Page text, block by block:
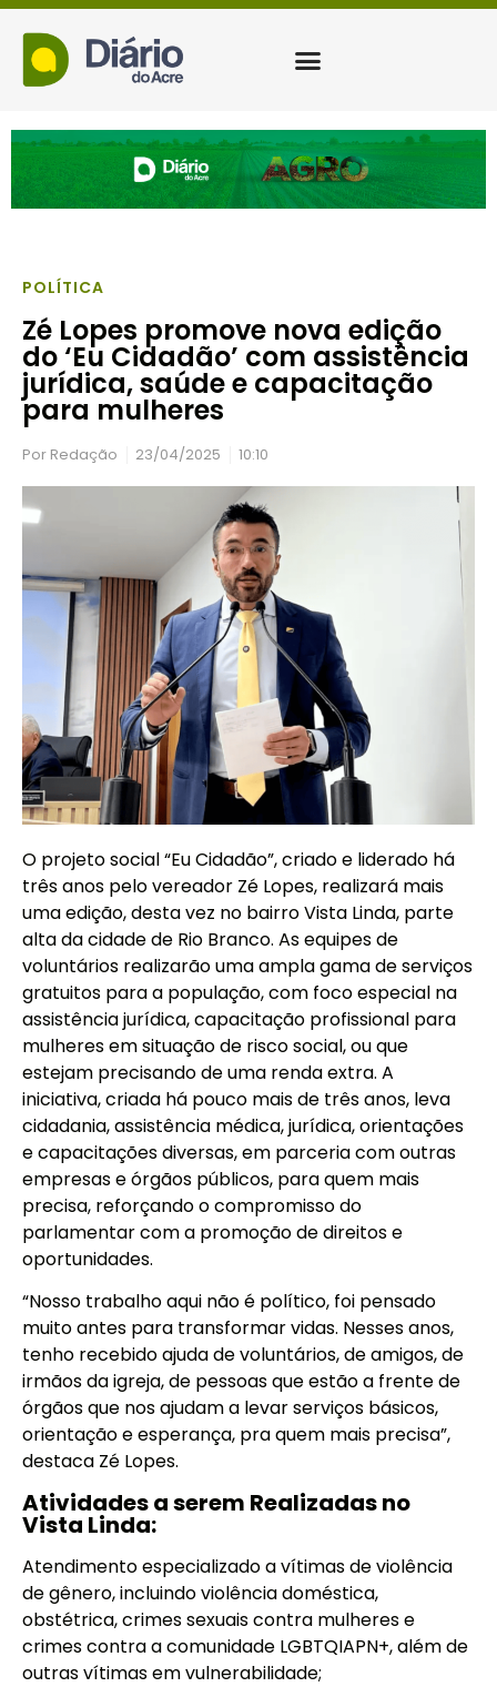
POLÍTICA
Zé Lopes promove nova edição
do ‘Eu Cidadão’ com assistência
jurídica, saúde e capacitação
para mulheres
Por Redação 23/04/2025 10:10
O projeto social “Eu Cidadão”, criado e liderado há
três anos pelo vereador Zé Lopes, realizará mais
uma edição, desta vez no bairro Vista Linda, parte
alta da cidade de Rio Branco. As equipes de
voluntários realizarão uma ampla gama de serviços
gratuitos para a população, com foco especial na
assistência jurídica, capacitação profissional para
mulheres em situação de risco social, ou que
estejam precisando de uma renda extra. A
iniciativa, criada há pouco mais de três anos, leva
cidadania, assistência médica, jurídica, orientações
e capacitações diversas, em parceria com outras
empresas e órgãos públicos, para quem mais
precisa, reforçando o compromisso do
parlamentar com a promoção de direitos e
oportunidades.
“Nosso trabalho aqui não é político, foi pensado
muito antes para transformar vidas. Nesses anos,
tenho recebido ajuda de voluntários, de amigos, de
irmãos da igreja, de pessoas que estão a frente de
órgãos que nos ajudam a levar serviços básicos,
orientação e esperança, pra quem mais precisa”,
destaca Zé Lopes.
Atividades a serem Realizadas no
Vista Linda:
Atendimento especializado a vítimas de violência
de gênero, incluindo violência doméstica,
obstétrica, crimes sexuais contra mulheres e
crimes contra a comunidade LGBTQIAPN+, além de
outras vítimas em vulnerabilidade;